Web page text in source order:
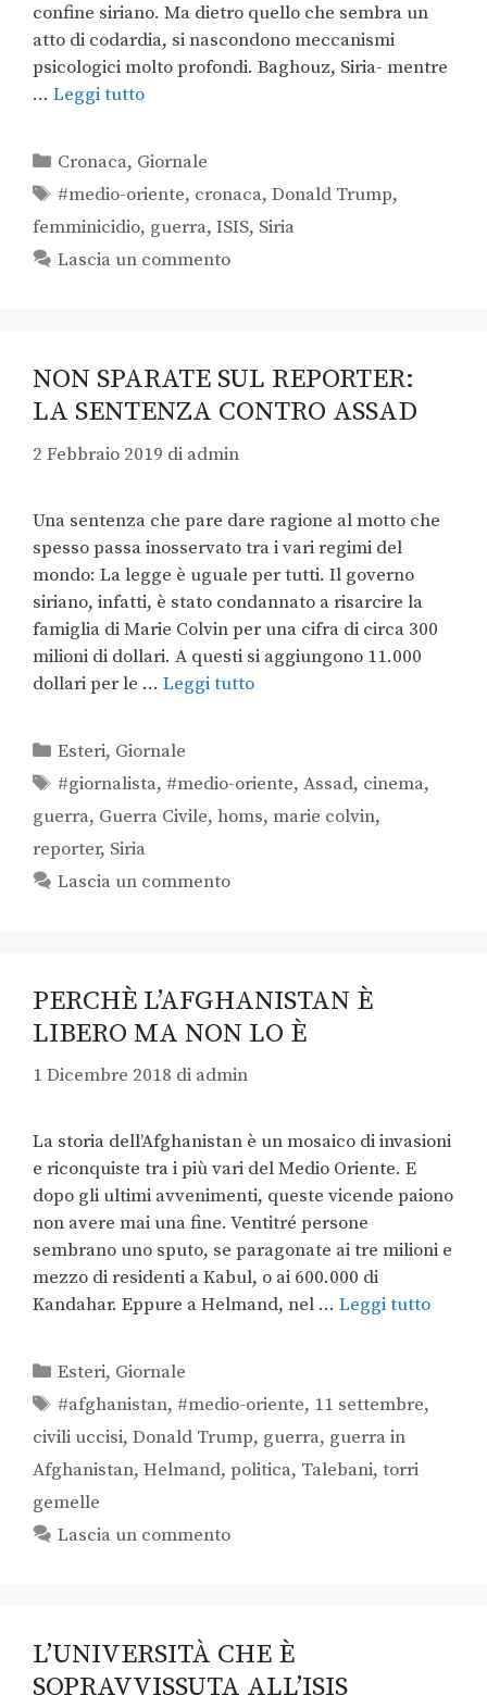
confine siriano. Ma dietro quello che sembra un
atto di codardia, si nascondono meccanismi
psicologici molto profondi. Baghouz, Siria- mentre
… Leggi tutto
Cronaca, Giornale
#medio-oriente, cronaca,Donald Trump,
femminicidio, guerra, ISIS, Siria
Lascia un commento
NON SPARATE SUL REPORTER:
LA SENTENZA CONTRO ASSAD
2 Febbraio 2019 di admin
Una sentenza che pare dare ragione al motto che
spesso passa inosservato tra i vari regimi del
mondo: La legge è uguale per tutti. Il governo
siriano, infatti, è stato condannato a risarcire la
famiglia di Marie Colvin per una cifra di circa 300
milioni di dollari. A questi si aggiungono 11.000
dollari per le … Leggi tutto
Esteri, Giornale
#giornalista, #medio-oriente,Assad, cinema,
guerra, Guerra Civile, homs, marie colvin,
reporter, Siria
Lascia un commento
PERCHÈ L’AFGHANISTAN È
LIBERO MA NON LO È
1 Dicembre 2018 di admin
La storia dell’Afghanistan è un mosaico di invasioni
e riconquiste tra i più vari del Medio Oriente. E
dopo gli ultimi avvenimenti, queste vicende paiono
non avere mai una fine. Ventitré persone
sembrano uno sputo, se paragonate ai tre milioni e
mezzo di residenti a Kabul, o ai 600.000 di
Kandahar. Eppure a Helmand, nel … Leggi tutto
Esteri, Giornale
#afghanistan, #medio-oriente, 11 settembre,
civili uccisi, Donald Trump, guerra, guerra in
Afghanistan, Helmand, politica, Talebani, torri
gemelle
Lascia un commento
L’UNIVERSITÀ CHE È
SOPRAVVISSUTA ALL’ISIS